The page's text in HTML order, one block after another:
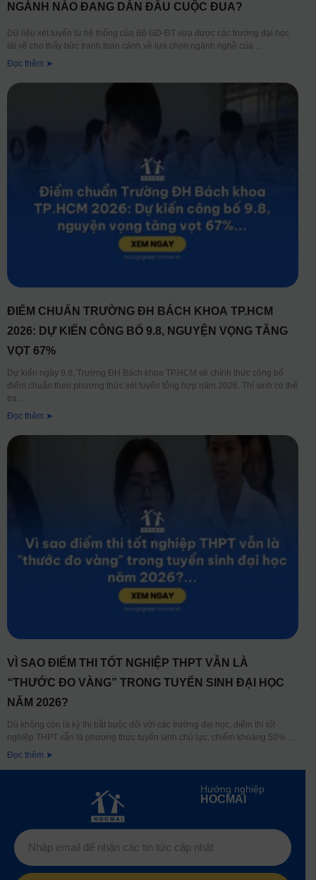
NGÀNH NÀO ĐANG DẪN ĐẦU CUỘC ĐUA?
Dữ liệu xét tuyển từ hệ thống của Bộ GD-ĐT vừa được các trường đại học
tải về cho thấy bức tranh toàn cảnh về lựa chọn ngành nghề của
Đọc thêm ➤
ĐIỂM CHUẨN TRƯỜNG ĐH BÁCH KHOA TP.HCM
2026: DỰ KIẾN CÔNG BỐ 9.8, NGUYỆN VỌNG TĂNG
VỌT 67%
Dự kiến ngày 9.8, Trường ĐH Bách khoa TP.HCM sẽ chính thức công bố
điểm chuẩn theo phương thức xét tuyển tổng hợp năm 2026. Thí sinh có thể
tra
Đọc thêm ➤
VÌ SAO ĐIỂM THI TỐT NGHIỆP THPT VẪN LÀ
“THƯỚC ĐO VÀNG” TRONG TUYỂN SINH ĐẠI HỌC
NĂM 2026?
Dù không còn là kỳ thi bắt buộc đối với các trường đại học, điểm thi tốt
nghiệp THPT vẫn là phương thức tuyển sinh chủ lực, chiếm khoảng 50%
Đọc thêm ➤
Hướng nghiệp
HOCMAI